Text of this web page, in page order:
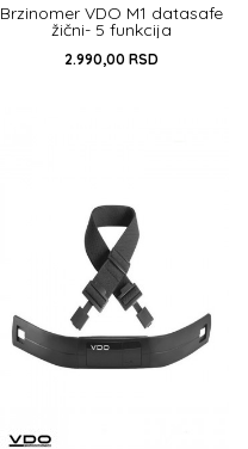
Brzinomer VDO M1 datasafe
žični- 5 funkcija
2.990,00 RSD